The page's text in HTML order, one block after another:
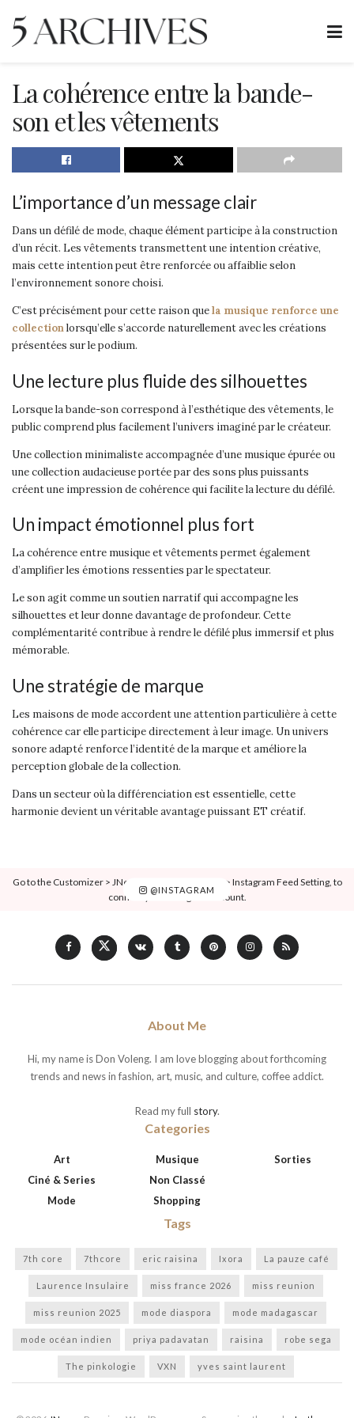
La cohérence entre la bande-
son et les vêtements
L’importance d’un message clair
Dans un défilé de mode, chaque élément participe à la construction
d’un récit. Les vêtements transmettent une intention créative,
mais cette intention peut être renforcée ou affaiblie selon
l’environnement sonore choisi.
C’est précisément pour cette raison quela musique renforce une
collectionlorsqu’elle s’accorde naturellement avec les créations
présentées sur le podium.
Une lecture plus fluide des silhouettes
Lorsque la bande-son correspond à l’esthétique des vêtements, le
public comprend plus facilement l’univers imaginé par le créateur.
Une collection minimaliste accompagnée d’une musique épurée ou
une collection audacieuse portée par des sons plus puissants
créent une impression de cohérence qui facilite la lecture du défilé.
Un impact émotionnel plus fort
La cohérence entre musique et vêtements permet également
d’amplifier les émotions ressenties par le spectateur.
Le son agit comme un soutien narratif qui accompagne les
silhouettes et leur donne davantage de profondeur. Cette
complémentarité contribue à rendre le défilé plus immersif et plus
mémorable.
Une stratégie de marque
Les maisons de mode accordent une attention particulière à cette
cohérence car elle participe directement à leur image. Un univers
sonore adapté renforce l’identité de la marque et améliore la
perception globale de la collection.
Dans un secteur où la différenciation est essentielle, cette
harmonie devient un véritable avantage puissant ET créatif.
@INSTAGRAM
Go to the Customizer > JNews : Social, Like & View > Instagram Feed Setting, to
connect your Instagram account.
About Me
Hi, my name is Don Voleng. I am love blogging about forthcoming
trends and news in fashion, art, music, and culture, coffee addict.
Read my full story.
Categories
Art
Ciné & Series
Mode
Musique
Non Classé
Shopping
Sorties
Tags
7th core 7thcore eric raisina Ixora La pauze café
Laurence Insulaire miss france 2026 miss reunion
miss reunion 2025 mode diaspora mode madagascar
mode océan indien priya padavatan raisina robe sega
The pinkologie VXN yves saint laurent